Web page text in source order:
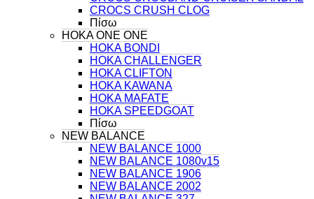
CROCS CRUSH CLOG
Πίσω
HOKA ONE ONE
HOKA BONDI
HOKA CHALLENGER
HOKA CLIFTON
HOKA KAWANA
HOKA MAFATE
HOKA SPEEDGOAT
Πίσω
NEW BALANCE
NEW BALANCE 1000
NEW BALANCE 1080v15
NEW BALANCE 1906
NEW BALANCE 2002